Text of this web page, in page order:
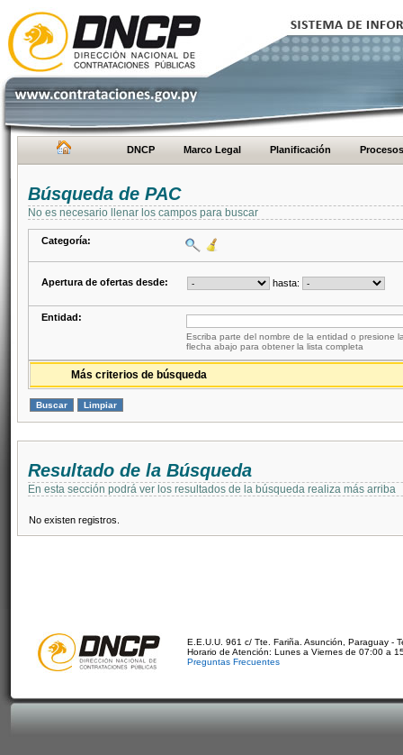
DNCP Marco Legal Planificación Procesos
Búsqueda de PAC
No es necesario llenar los campos para buscar
Categoría:
Apertura de ofertas desde: hasta:
Entidad:
Escriba parte del nombre de la entidad o presione
flecha abajo para obtener la lista completa
Más criterios de búsqueda
Resultado de la Búsqueda
En esta sección podrá ver los resultados de la búsqueda realiza más arriba
No existen registros.
E.E.U.U. 961 c/ Tte. Fariña. Asunción, Paraguay -
Horario de Atención: Lunes a Viernes de 07:00 a
Preguntas Frecuentes